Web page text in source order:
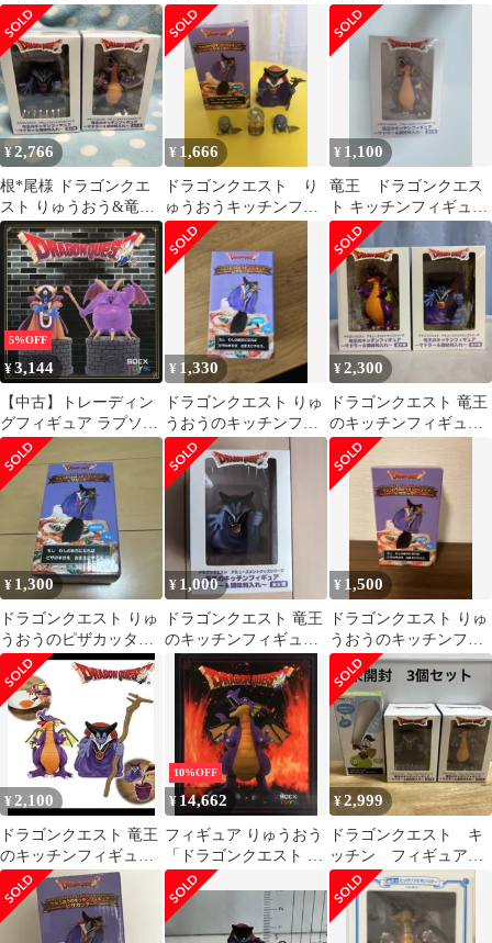
&調味料入れ ドラゴン
クエスト 竜王/ドラゴン
(調味料入れ) 再販版
セット 全2種
¥2,766
根*尾様 ドラゴンクエ
スト りゅうおう&竜王
キッチンフィギュア
¥ 1,666
ドラゴンクエスト り
ゅうおうキッチンフィ
ギュア ピザカッター
ミニフィギュア付き
¥ 1,100
竜王 ドラゴンクエス
ト キッチンフィギュア
マドラー
5%OFF
¥3,144
【中古】トレーディン
グフィギュア ラプソー
ン＆ゾーマ 「ドラゴン
クエスト ふくびき所ス
ペシャル ～まもののむ
れが あらわれた!編
～」 B賞 フィギュア2
体セット
¥ 1,330
ドラゴンクエスト りゅ
うおうのキッチンフィ
ギュア ピザカッター
¥2,300
ドラゴンクエスト 竜王
のキッチンフィギュア
マドラー＆調味料入れ
２種セット
¥ 1,300
ドラゴンクエスト りゅ
うおうのピザカッター
キッチンフィギュア
¥ 1,000
ドラゴンクエスト 竜王
のキッチンフィギュア
マドラー
¥ 1,500
ドラゴンクエスト りゅ
うおうのキッチンフィ
ギュア ピザカッター
¥ 2,100
ドラゴンクエスト 竜王
のキッチンフィギュア
マドラー＆調味料入れ
10%OFF
¥ 14,662
フィギュア りゅうおう
「ドラゴンクエスト ふ
くびき所スペシャル 〜
まもののむれが あらわ
れた!編〜」 A賞 フィギ
ュア【10日以内発送】
¥2,999
ドラゴンクエスト キ
ッチン フィギュア
他 3個セット